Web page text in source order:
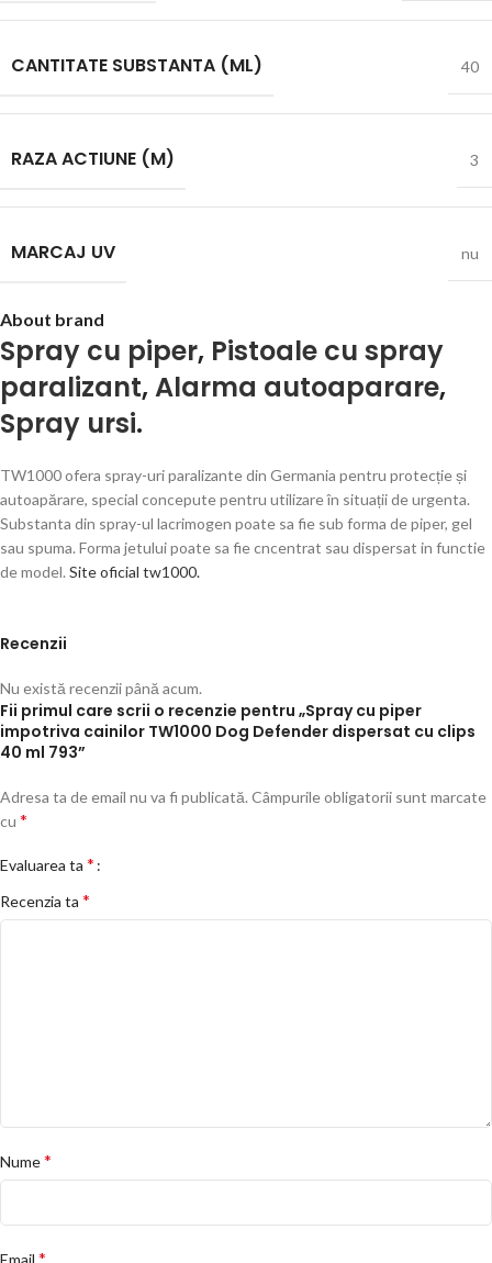
CANTITATE SUBSTANTA (ML) 40
RAZA ACTIUNE (M) 3
MARCAJ UV nu
About brand
Spray cu piper, Pistoale cu spray
paralizant,Alarma autoaparare,
Spray ursi.
TW1000 ofera spray-uri paralizante din Germania pentru protecție și
autoapărare, special concepute pentru utilizare în situații de urgenta.
Substanta din spray-ul lacrimogen poate sa fie sub forma de piper, gel
sau spuma. Forma jetului poate sa fie cncentrat sau dispersat in functie
de model. Site oficial tw1000.
Recenzii
Nu există recenzii până acum.
Fii primul care scrii o recenzie pentru „Spray cu piper
impotriva cainilor TW1000 Dog Defender dispersat cu clips
40 ml 793”
Adresa ta de email nu va fi publicată. Câmpurile obligatorii sunt marcate
cu *
Evaluarea ta *
Recenzia ta *
Nume*
*